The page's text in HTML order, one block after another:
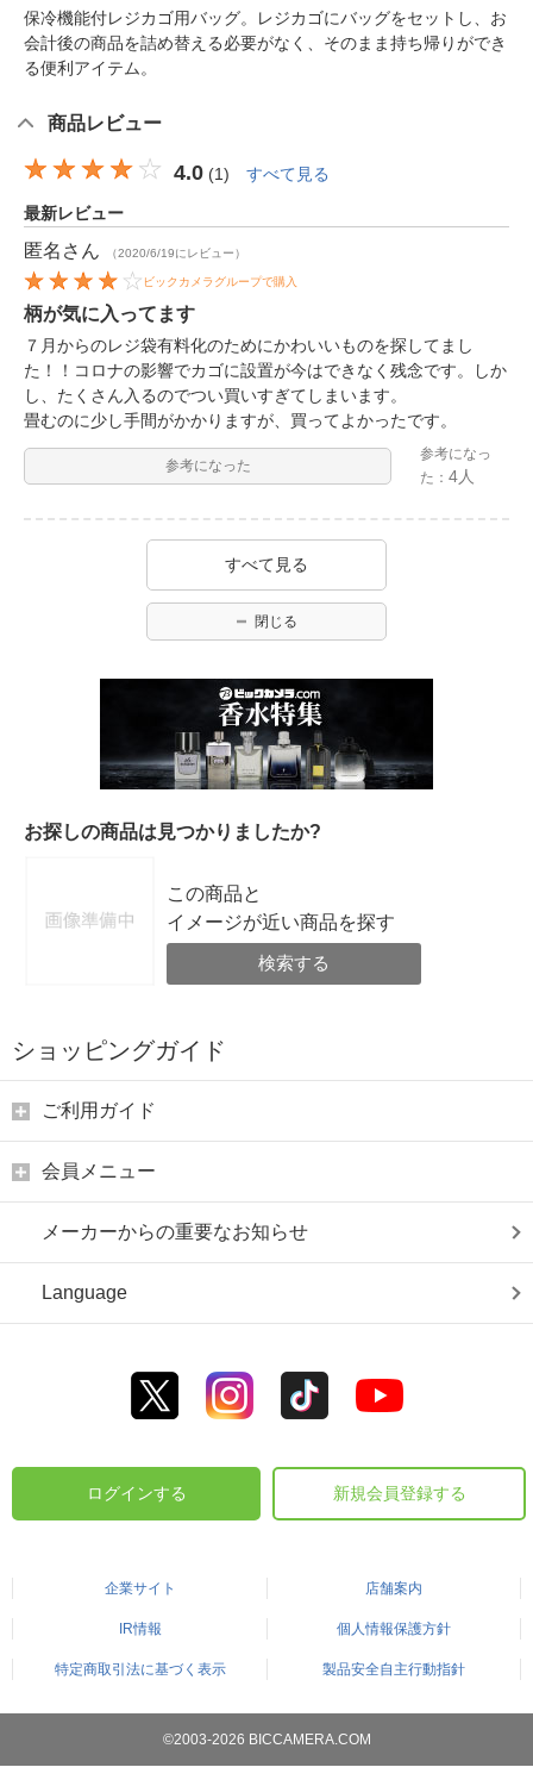
保冷機能付レジカゴ用バッグ。レジカゴにバッグをセットし、お
会計後の商品を詰め替える必要がなく、そのまま持ち帰りができ
る便利アイテム。
商品レビュー
4.0 (1) すべて見る
最新レビュー
匿名 さん （2020/6/19にレビュー）
ビックカメラグループで購入
柄が気に入ってます
７月からのレジ袋有料化のためにかわいいものを探してまし
た！！コロナの影響でカゴに設置が今はできなく残念です。しか
し、たくさん入るのでつい買いすぎてしまいます。
畳むのに少し手間がかかりますが、買ってよかったです。
参考になった
参考になっ
た：4人
すべて見る
閉じる
お探しの商品は見つかりましたか?
この商品と
イメージが近い商品を探す
検索する
ショッピングガイド
ご利用ガイド
会員メニュー
メーカーからの重要なお知らせ
Language
ログインする 新規会員登録する
企業サイト 店舗案内
IR情報 個人情報保護方針
特定商取引法に基づく表示 製品安全自主行動指針
©2003-2026 BICCAMERA.COM